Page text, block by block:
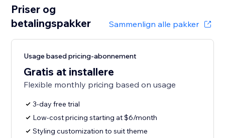
Priser og
betalingspakker
Sammenlign alle pakker
Usage based pricing-abonnement
Gratis at installere
Flexible monthly pricing based on usage
3-day free trial
Low-cost pricing starting at $6/month
Styling customization to suit theme